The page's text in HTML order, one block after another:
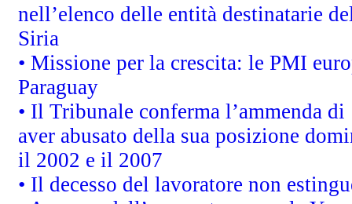
nell’elenco delle entità destinatarie
Siria
• Missione per la crescita: le PMI
Paraguay
• Il Tribunale conferma l’ammenda
aver abusato della sua posizione
il 2002 e il 2007
• Il decesso del lavoratore non